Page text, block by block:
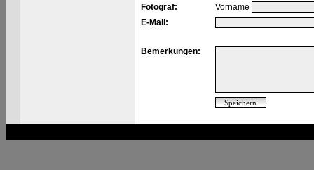
Fotograf:
Vorname
E-Mail:
Bemerkungen: